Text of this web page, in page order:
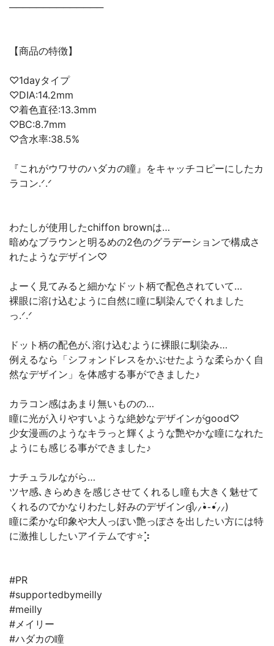
──────────────
【商品の特徴】
♡1dayタイプ
♡DIA:14.2mm
♡着色直径:13.3mm
♡BC:8.7mm
♡含水率:38.5%
『これがウワサのハダカの瞳』をキャッチコピーにしたカ
ラコン.ᐟ.ᐟ
わたしが使用したchiffon brownは…
暗めなブラウンと明るめの2色のグラデーションで構成さ
れたようなデザイン♡
よーく見てみると細かなドット柄で配色されていて…
裸眼に溶け込むように自然に瞳に馴染んでくれました
っ.ᐟ.ᐟ
ドット柄の配色が､溶け込むように裸眼に馴染み…
例えるなら「シフォンドレスをかぶせたような柔らかく自
然なデザイン」を体感する事ができました♪
カラコン感はあまり無いものの…
瞳に光が入りやすいような絶妙なデザインがgood♡
少女漫画のようなキラっと輝くような艷やかな瞳になれた
ようにも感じる事ができました♪
ナチュラルながら…
ツヤ感､きらめきを感じさせてくれるし瞳も大きく魅せて
くれるのでかなりわたし好みのデザインദ്ദി⸝⸝•̀֊•́⸝⸝)
瞳に柔かな印象や大人っぽい艶っぽさを出したい方には特
に激推ししたいアイテムです‪⭐⡱
#PR
#supportedbymeilly
#meilly
#メイリー
#ハダカの瞳